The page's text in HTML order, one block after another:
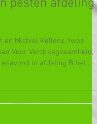
en Michiel Kellens, twee